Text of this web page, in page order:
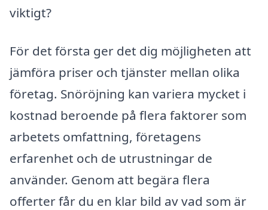
viktigt?
För det första ger det dig möjligheten att
jämföra priser och tjänster mellan olika
företag. Snöröjning kan variera mycket i
kostnad beroende på flera faktorer som
arbetets omfattning, företagens
erfarenhet och de utrustningar de
använder. Genom att begära flera
offerter får du en klar bild av vad som är